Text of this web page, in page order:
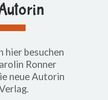
hier besuchen
Ronner
neue Autorin